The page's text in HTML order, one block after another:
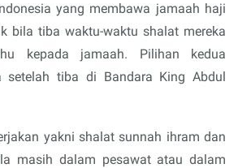
yang membawa jamaah haji
bila tiba waktu-waktu shalat mereka
kepada jamaah. Pilihan kedua
setelah tiba di Bandara King Abdul
yakni shalat sunnah ihram dan
masih dalam pesawat atau dalam